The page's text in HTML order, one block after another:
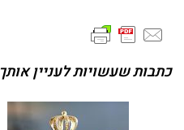
כתבות שעשויות לעניין אותך